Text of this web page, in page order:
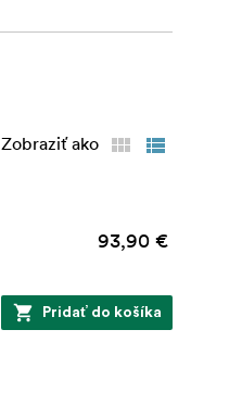
Zobraziť ako
93,90 €
Pridať do košíka